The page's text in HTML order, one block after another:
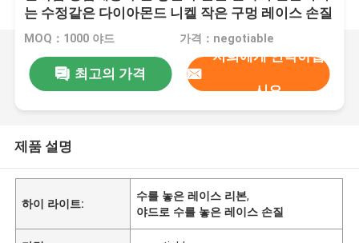
는 수정같은 다이아몬드 니켈 작은 구멍 레이스 손질
MOQ：1000 야드 가격：negotiable
최고의 가격
저희에게 연락하십
시오
제품 설명
하이 라이트:
수를 놓은 레이스 리본,
야드로 수를 놓은 레이스 손질